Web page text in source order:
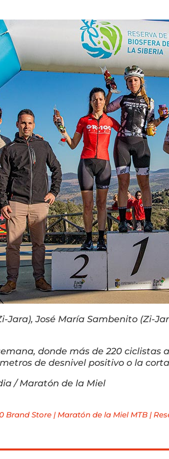
José María Sambenito (Zi-
donde más de 220 ciclistas
de desnivel positivo o la
/ Maratón de la Miel
Brand Store |Maratón de la Miel MTB |